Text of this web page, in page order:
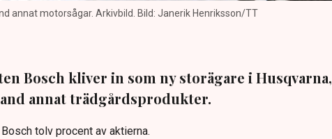
annat motorsågar. Arkivbild. Bild: Janerik Henriksson/TT
Bosch kliver in som ny storägare i Husqvarna,
annat trädgårdsprodukter.
tolv procent av aktierna.